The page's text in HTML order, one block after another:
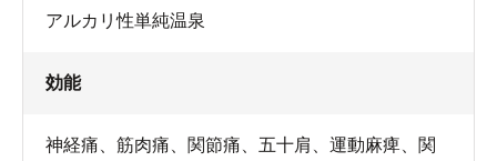
アルカリ性単純温泉
効能
神経痛、筋肉痛、関節痛、五十肩、運動麻痺、関